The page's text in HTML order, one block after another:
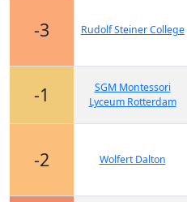
-3 Rudolf Steiner College
-1
SGM Montessori
Lyceum Rotterdam
-2 Wolfert Dalton